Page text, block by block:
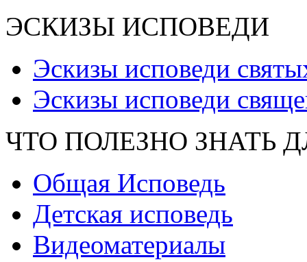
ЭСКИЗЫ ИСПОВЕДИ
Эскизы исповеди
Эскизы исповеди
ЧТО ПОЛЕЗНО ЗНАТЬ
Общая Исповедь
Детская исповедь
Видеоматериалы